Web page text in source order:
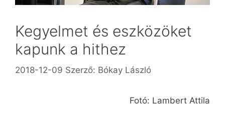
Kegyelmet és eszközöket
kapunk a hithez
2018-12-09 Szerző: Bókay László
Fotó: Lambert Attila